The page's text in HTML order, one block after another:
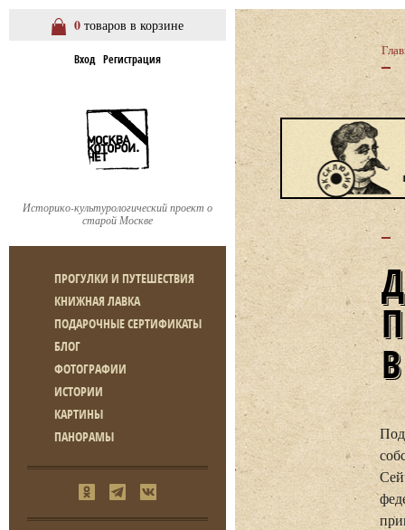
0 товаров в корзине
Вход Регистрация
Историко-культурологический проект о
старой Москве
ПРОГУЛКИ И ПУТЕШЕСТВИЯ
КНИЖНАЯ ЛАВКА
ПОДАРОЧНЫЕ СЕРТИФИКАТЫ
БЛОГ
ФОТОГРАФИИ
ИСТОРИИ
КАРТИНЫ
ПАНОРАМЫ